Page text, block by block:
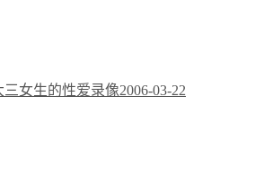
女生的性爱录像2006-03-22